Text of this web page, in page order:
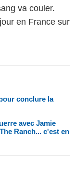
va couler.
en France sur
conclure la
avec Jamie
Ranch... c'est en